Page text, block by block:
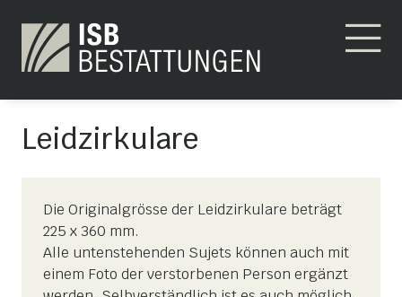
Leidzirkulare
Die Originalgrösse der Leidzirkulare beträgt
225 x 360 mm.
Alle untenstehenden Sujets können auch mit
einem Foto der verstorbenen Person ergänzt